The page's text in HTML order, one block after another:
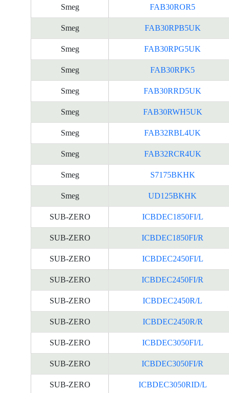
Smeg FAB30ROR5
Smeg FAB30RPB5UK
Smeg FAB30RPG5UK
Smeg FAB30RPK5
Smeg FAB30RRD5UK
Smeg FAB30RWH5UK
Smeg FAB32RBL4UK
Smeg FAB32RCR4UK
Smeg S7175BKHK
Smeg UD125BKHK
SUB-ZERO ICBDEC1850FI/L
SUB-ZERO ICBDEC1850FI/R
SUB-ZERO ICBDEC2450FI/L
SUB-ZERO ICBDEC2450FI/R
SUB-ZERO ICBDEC2450R/L
SUB-ZERO ICBDEC2450R/R
SUB-ZERO ICBDEC3050FI/L
SUB-ZERO ICBDEC3050FI/R
SUB-ZERO ICBDEC3050RID/L